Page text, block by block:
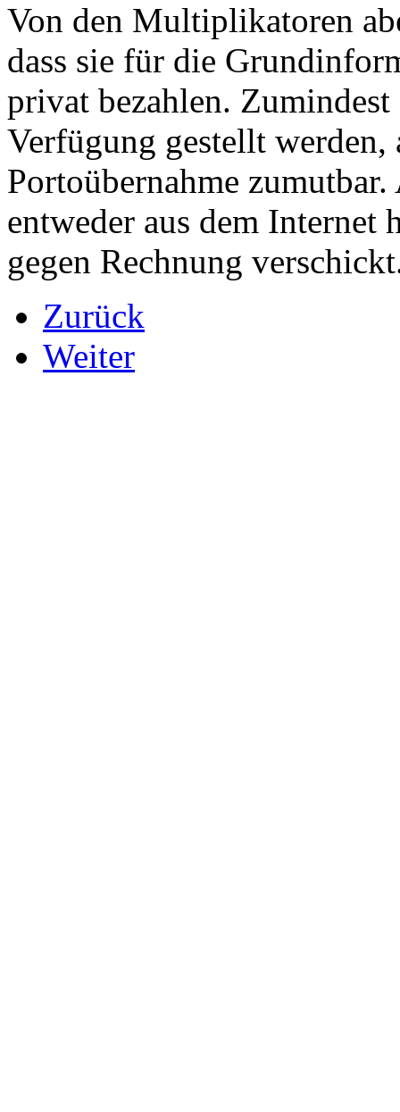
Von den Multiplikatoren
dass sie für die
privat bezahlen.
Verfügung gestellt
Portoübernahme
entweder aus dem Internet
gegen Rechnung
Zurück
Weiter